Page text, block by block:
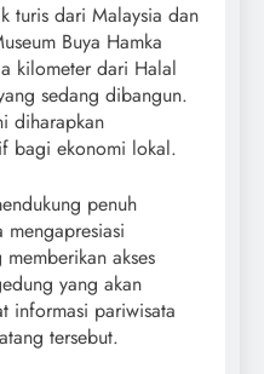
turis dari Malaysia dan
Buya Hamka
kilometer dari Halal
sedang dibangun.
diharapkan
bagi ekonomi lokal.
penuh
akses
yang akan
informasi pariwisata
tersebut.